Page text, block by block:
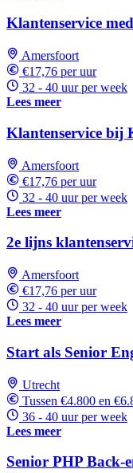
Klantenservice
Amersfoort
€17,76 per uur
32 - 40 uur per week
Lees meer
Klantenservice bij
Amersfoort
€17,76 per uur
32 - 40 uur per week
Lees meer
2e lijns
Amersfoort
€17,76 per uur
32 - 40 uur per week
Lees meer
Start als Senior
Utrecht
Tussen €4.800 en
36 - 40 uur per week
Lees meer
Senior PHP Back-